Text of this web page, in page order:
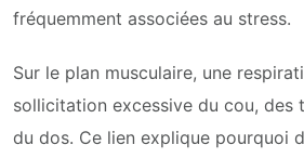
fréquemment associées au stress.
Sur le plan musculaire, une
sollicitation excessive du cou, des
du dos. Ce lien explique pourquoi